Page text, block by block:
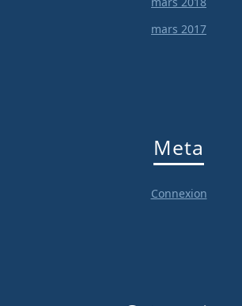
mars 2017
Meta
Connexion